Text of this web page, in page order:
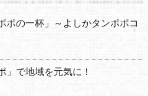
ポの一杯」～よしかタンポポコ
」で地域を元気に！